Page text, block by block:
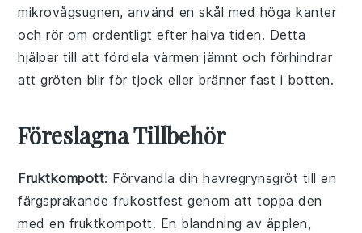
mikrovågsugnen, använd en skål med höga kanter
och rör om ordentligt efter halva tiden. Detta
hjälper till att fördela värmen jämnt och förhindrar
att gröten blir för tjock eller bränner fast i botten.
Föreslagna Tillbehör
Fruktkompott: Förvandla dinhavregrynsgröt till en
färgsprakande frukostfest genom att toppa den
med en fruktkompott. En blandning av äpplen,